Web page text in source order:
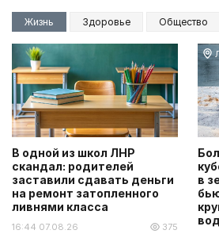
Жизнь Здоровье Общество
В одной из школ ЛНР
скандал: родителей
заставили сдавать деньги
на ремонт затопленного
ливнями класса
16:44 07.08.26 375
в